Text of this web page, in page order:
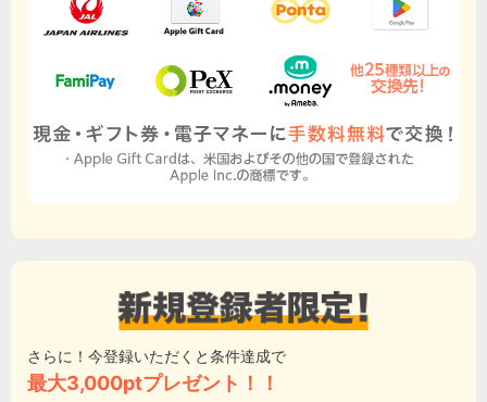
さらに！今登録いただくと条件達成で
最大3,000ptプレゼント！！